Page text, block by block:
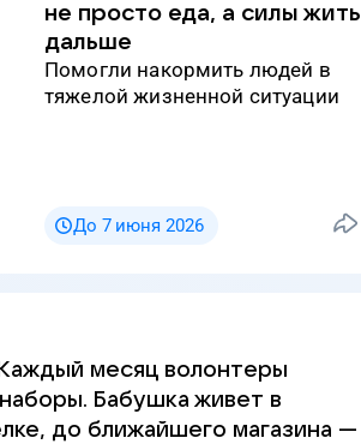
не просто еда, а силы жить
дальше
Помогли накормить людей в
тяжелой жизненной ситуации
До 7 июня 2026
месяц волонтеры
Бабушка живет в
до ближайшего магазина —